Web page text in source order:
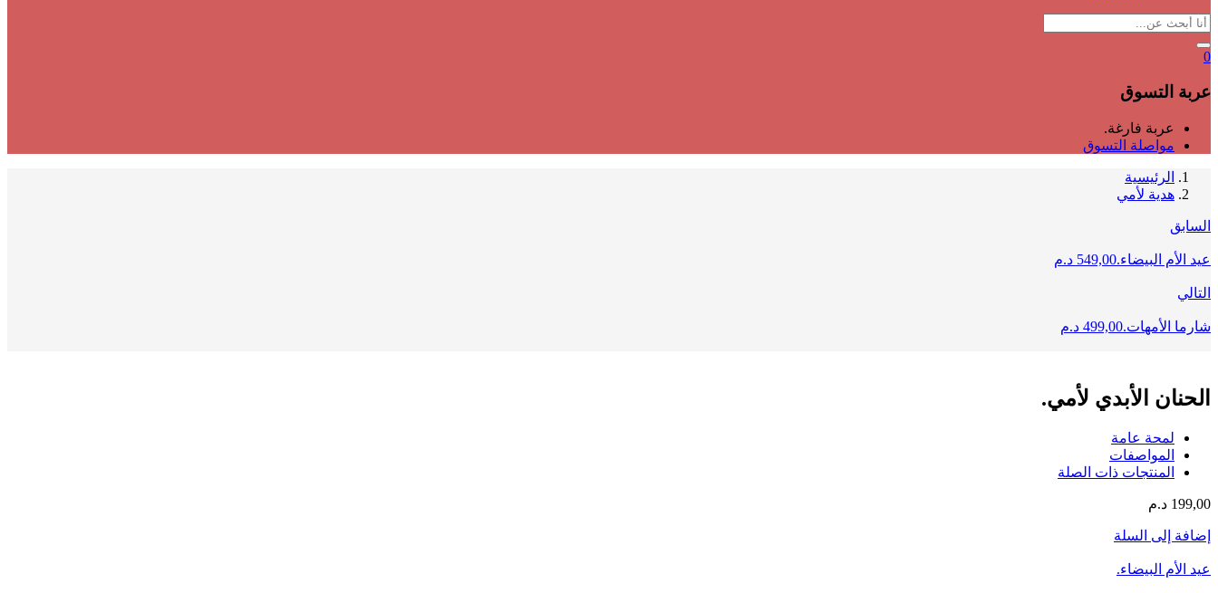
0
عربة التسوق
عربة فارغة.
مواصلة التسوق
الرئيسية
هدية لأمي
السابق
عيد الأم البيضاء.549,00 د.م
التالي
شارما الأمهات.499,00 د.م
الحنان الأبدي لأمي.
لمحة عامة
المواصفات
المنتجات ذات الصلة
199,00 د.م
إضافة إلى السلة
عيد الأم البيضاء.